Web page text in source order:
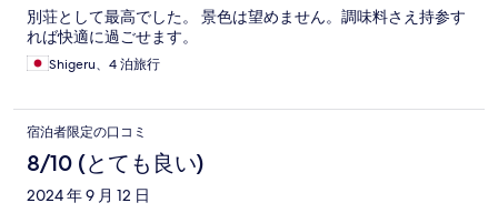
別荘として最高でした。 景色は望めません。調味料さえ持参す
れば快適に過ごせます。
Shigeru、4 泊旅行
宿泊者限定の口コミ
8/10 (とても良い)
2024 年 9 月 12 日